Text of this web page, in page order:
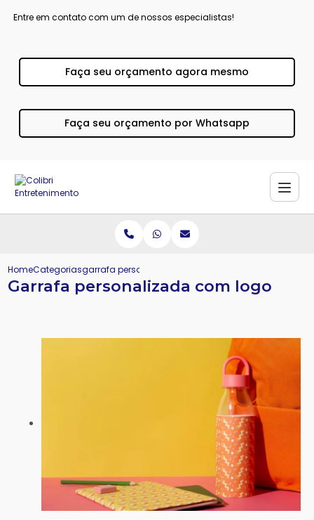
Entre em contato com um de nossos especialistas!
Faça seu orçamento agora mesmo
Faça seu orçamento por Whatsapp
HomeCategoriasgarrafa personalizada logo
Garrafa personalizada com logo